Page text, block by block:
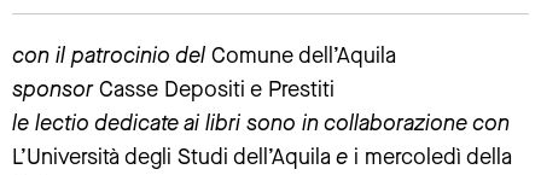
con il patrocinio del Comune dell’Aquila
sponsorCasse Depositi e Prestiti
le lectio dedicate ai libri sono in collaborazione con
L’Università degli Studi dell’Aquila e i mercoledì della